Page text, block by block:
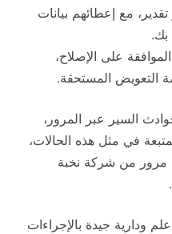
مع إعطائهم بيانات
بك.
على الإصلاح،
التعويض المستحقة.
السير عبر المرور،
في مثل هذه الحالات،
مرور من شركة نخبة
ودارية جيدة بالإجراءات